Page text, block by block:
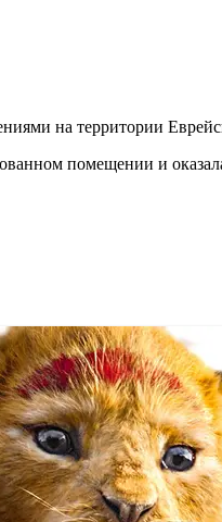
на территории
помещении и